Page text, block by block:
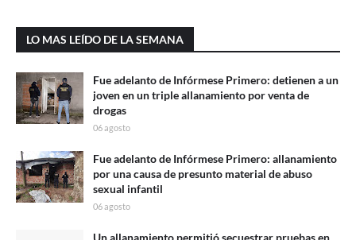
LO MAS LEÍDO DE LA SEMANA
Fue adelanto de Infórmese Primero: detienen a un
joven en un triple allanamiento por venta de
drogas
06 agosto
Fue adelanto de Infórmese Primero: allanamiento
por una causa de presunto material de abuso
sexual infantil
06 agosto
Un allanamiento permitió secuestrar pruebas en